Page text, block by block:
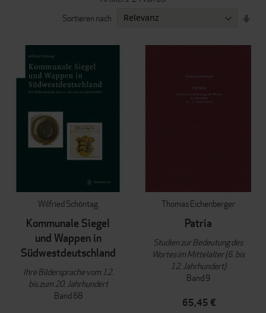
Sortieren nach
Wilfried Schöntag
Kommunale Siegel
und Wappen in
Südwestdeutschland
Ihre Bildersprache vom 12.
bis zum 20. Jahrhundert
Band 68
Thomas Eichenberger
Patria
Studien zur Bedeutung des
Wortes im Mittelalter (6. bis
12. Jahrhundert)
Band 9
65,45 €